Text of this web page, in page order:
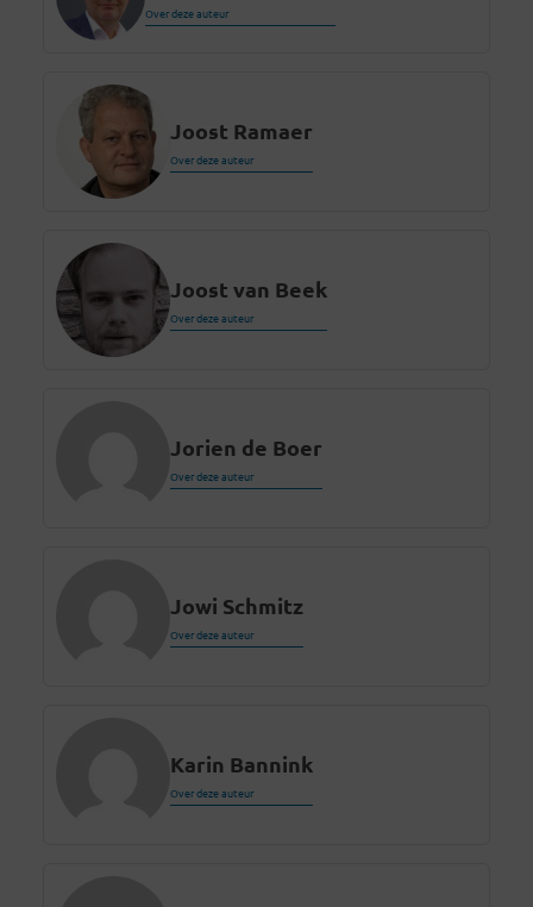
Over deze auteur
Joost Ramaer
Over deze auteur
Joost van Beek
Over deze auteur
Jorien de Boer
Over deze auteur
Jowi Schmitz
Over deze auteur
Karin Bannink
Over deze auteur